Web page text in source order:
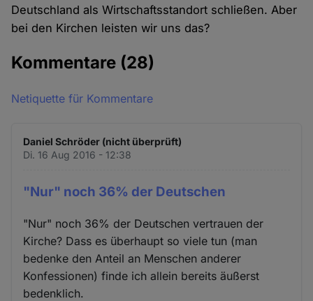
Deutschland als Wirtschaftsstandort schließen. Aber
bei den Kirchen leisten wir uns das?
Kommentare (28)
Netiquette für Kommentare
Daniel Schröder (nicht überprüft)
Di. 16 Aug 2016 - 12:38
"Nur" noch 36% der Deutschen
"Nur" noch 36% der Deutschen vertrauen der
Kirche? Dass es überhaupt so viele tun (man
bedenke den Anteil an Menschen anderer
Konfessionen) finde ich allein bereits äußerst
bedenklich.